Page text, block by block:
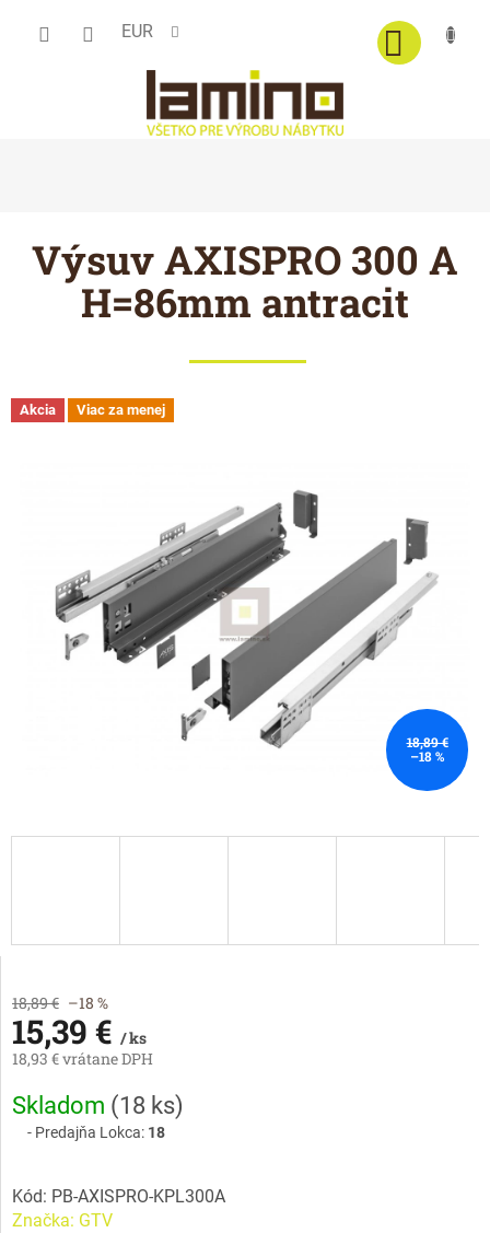
EUR
Výsuv AXISPRO 300 A
H=86mm antracit
Akcia Viac za menej
18,89 €
–18 %
18,89 € –18 %
15,39 € / ks
18,93 € vrátane DPH
Jednotková
cena:
Skladom (18 ks)
Predajňa Lokca: 18
Kód: PB-AXISPRO-KPL300A
Značka: GTV